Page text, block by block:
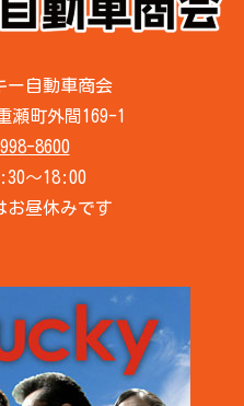
ー自動車商会
瀬町外間169-1
8600
～18:00
お昼休みです